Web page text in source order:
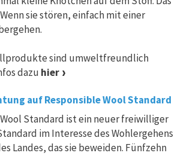
sie stören, einfach mit einer
sind umweltfreundlich
dazu hier
auf Responsible Wool Standard
Standard ist ein neuer freiwilliger
im Interesse des Wohlergehens
Landes, das sie beweiden. Fünfzehn